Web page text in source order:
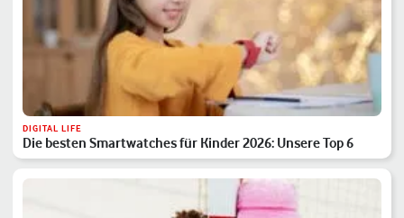
DIGITAL LIFE
Die besten Smartwatches für Kinder 2026: Unsere Top 6